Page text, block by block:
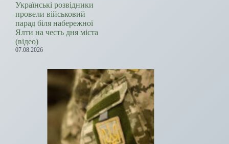
Українські розвідники
провели військовий
парад біля набережної
Ялти на честь дня міста
(відео)
07.08.2026